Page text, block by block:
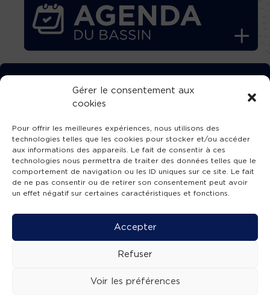
Gérer le consentement aux
cookies
Pour offrir les meilleures expériences, nous utilisons des
technologies telles que les cookies pour stocker et/ou accéder
aux informations des appareils. Le fait de consentir à ces
technologies nous permettra de traiter des données telles que le
comportement de navigation ou les ID uniques sur ce site. Le fait
de ne pas consentir ou de retirer son consentement peut avoir
un effet négatif sur certaines caractéristiques et fonctions.
Accepter
Refuser
Voir les préférences
TÉLÉCHARGEZ GRATUITEMENT
L’APPLICATION TVBA !
SUIVEZ-NOUS !
Mentions légales -Accessibilité